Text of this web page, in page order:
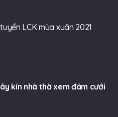
LCK mùa xuân 2021
kín nhà thờ xem đám cưới